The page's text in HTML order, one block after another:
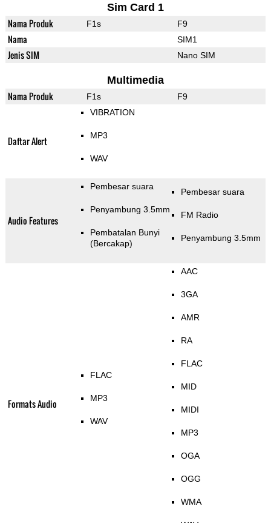
Sim Card 1
Nama Produk F1s F9
Nama SIM1
Jenis SIM Nano SIM
Multimedia
Nama Produk F1s F9
Daftar Alert
VIBRATION
MP3
WAV
Audio Features
Pembesar suara
Penyambung 3.5mm
Pembatalan Bunyi
(Bercakap)
Pembesar suara
FM Radio
Penyambung 3.5mm
Formats Audio
FLAC
MP3
WAV
AAC
3GA
AMR
RA
FLAC
MID
MIDI
MP3
OGA
OGG
WMA